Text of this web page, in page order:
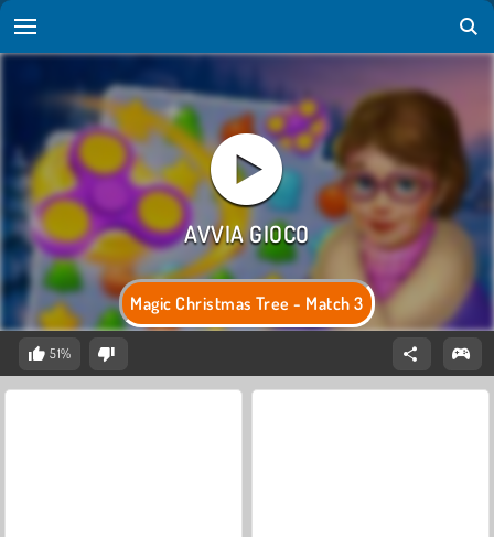
Magic Christmas Tree - Match 3
51%